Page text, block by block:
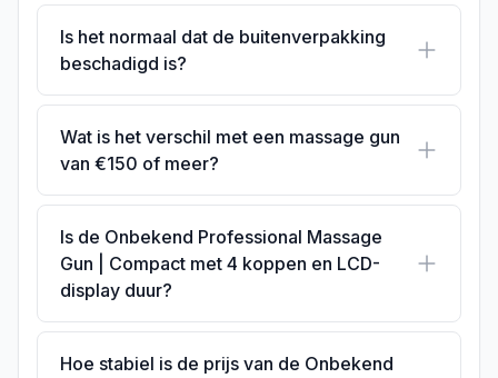
Is het normaal dat de buitenverpakking
beschadigd is?
Wat is het verschil met een massage gun
van €150 of meer?
Is de Onbekend Professional Massage
Gun | Compact met 4 koppen en LCD-
display duur?
Hoe stabiel is de prijs van de Onbekend